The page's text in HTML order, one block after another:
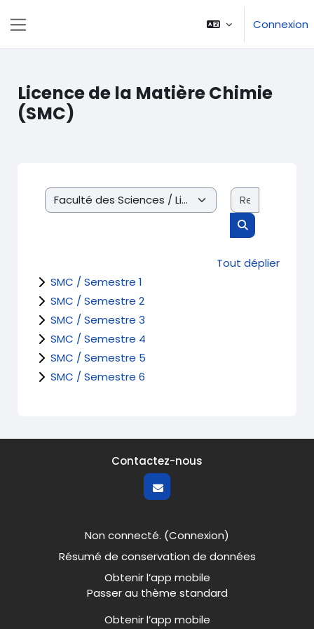
Connexion
Licence de la Matière Chimie
(SMC)
Catégories de cours
Rechercher
Tout déplier
SMC / Semestre 1
SMC / Semestre 2
SMC / Semestre 3
SMC / Semestre 4
SMC / Semestre 5
SMC / Semestre 6
Contactez-nous
Non connecté. (Connexion)
Résumé de conservation de données
Obtenir l’app mobile
Passer au thème standard
Obtenir l’app mobile